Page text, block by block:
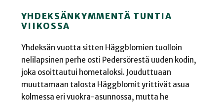
YHDEKSÄNKYMMENTÄ TUNTIA
VIIKOSSA
Yhdeksän vuotta sitten Häggblomien tuolloin
nelilapsinen perhe osti Pedersörestä uuden kodin,
joka osoittautui hometaloksi. Jouduttuaan
muuttamaan talosta Häggblomit yrittivät asua
kolmessa eri vuokra-asunnossa, mutta he